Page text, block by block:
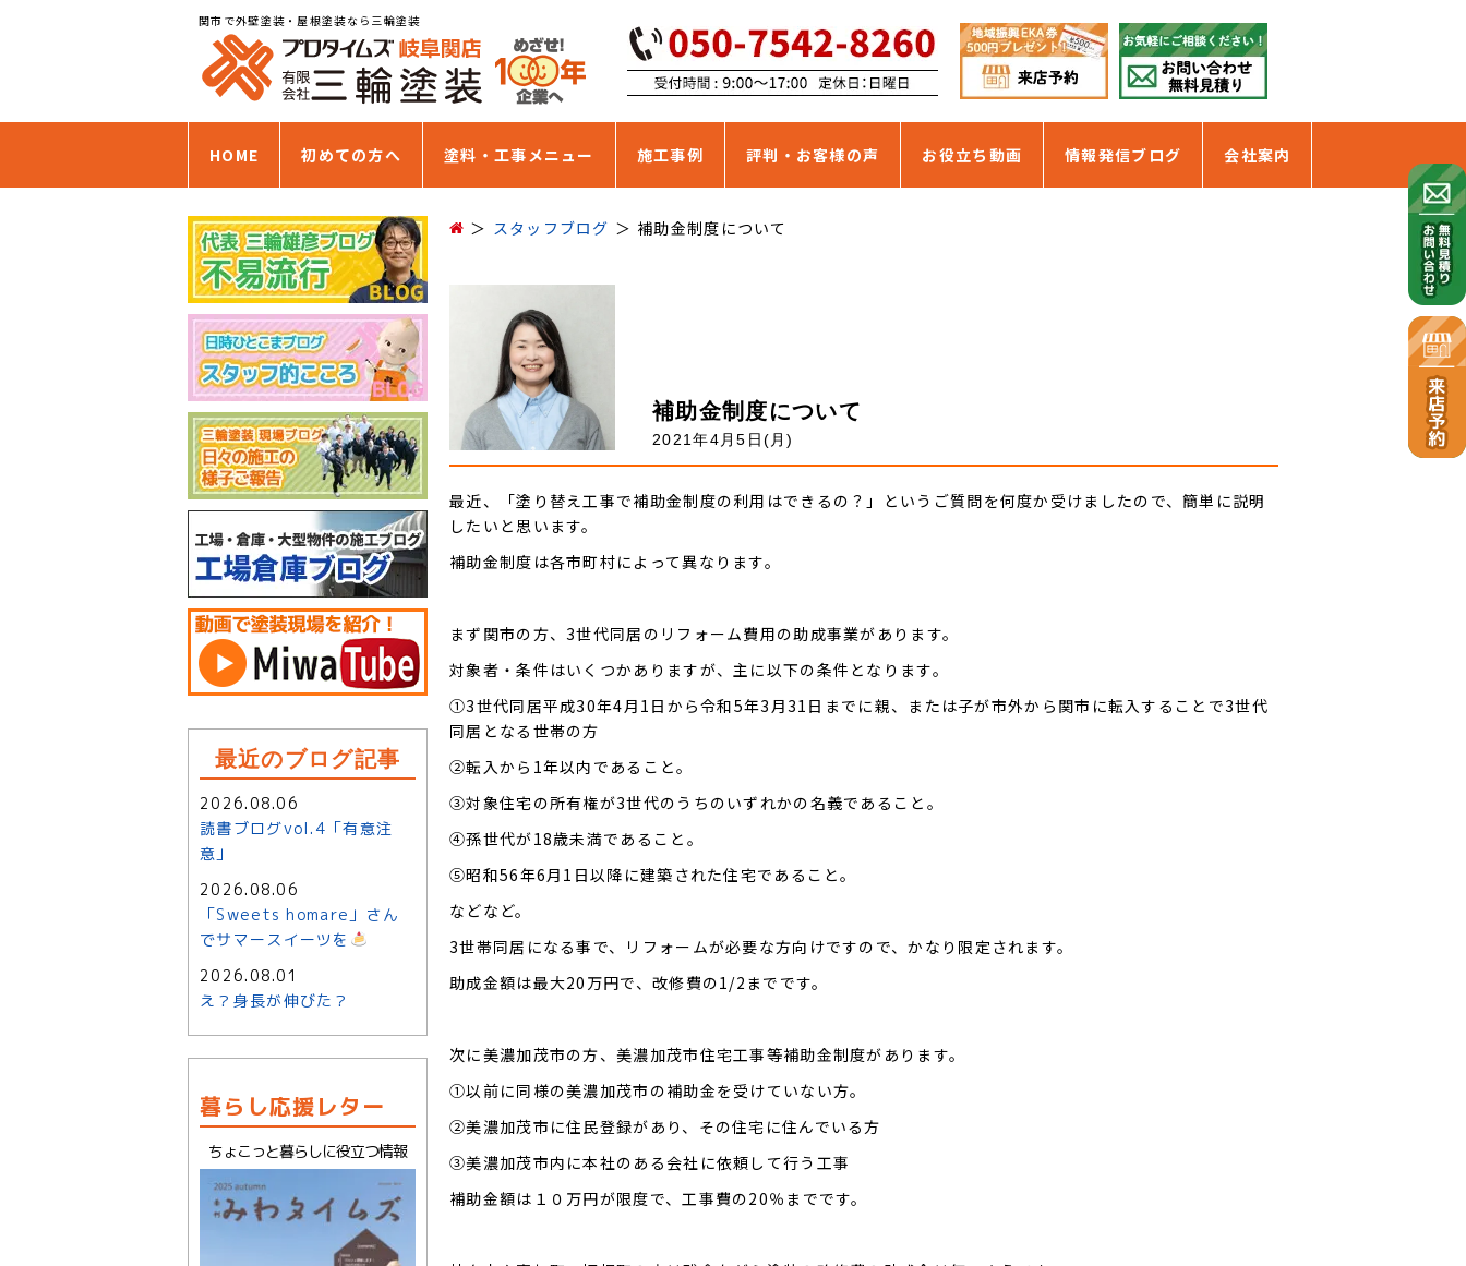
関市で外壁塗装・屋根塗装なら三輪塗装
HOME 初めての方へ 塗料・工事メニュー 施工事例 評判・お客様の声 お役立ち動画 情報発信ブログ 会社案内
スタッフブログ 補助金制度について
補助金制度について
2021年4月5日(月)
最近、「塗り替え工事で補助金制度の利用はできるの？」というご質問を何度か受けましたので、簡単に説明
したいと思います。
補助金制度は各市町村によって異なります。
まず関市の方、3世代同居のリフォーム費用の助成事業があります。
対象者・条件はいくつかありますが、主に以下の条件となります。
①3世代同居平成30年4月1日から令和5年3月31日までに親、または子が市外から関市に転入することで3世代
同居となる世帯の方
②転入から1年以内であること。
③対象住宅の所有権が3世代のうちのいずれかの名義であること。
④孫世代が18歳未満であること。
⑤昭和56年6月1日以降に建築された住宅であること。
などなど。
3世帯同居になる事で、リフォームが必要な方向けですので、かなり限定されます。
助成金額は最大20万円で、改修費の1/2までです。
次に美濃加茂市の方、美濃加茂市住宅工事等補助金制度があります。
①以前に同様の美濃加茂市の補助金を受けていない方。
②美濃加茂市に住民登録があり、その住宅に住んでいる方
③美濃加茂市内に本社のある会社に依頼して行う工事
補助金額は１０万円が限度で、工事費の20％までです。
最近のブログ記事
2026.08.06
読書ブログvol.4「有意注
意」
2026.08.06
「Sweets homare」さん
でサマースイーツを
2026.08.01
え？身長が伸びた？
暮らし応援レター
ちょこっと暮らしに役立つ情報